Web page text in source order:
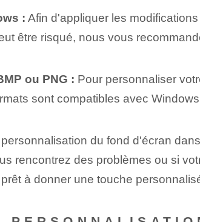
: ⁣Afin d'appliquer les
être risqué, nous vous
ou PNG : Pour personnaliser
sont compatibles avec
du fond d'écran
rencontrez des problèmes ou si
à donner⁢ une touche